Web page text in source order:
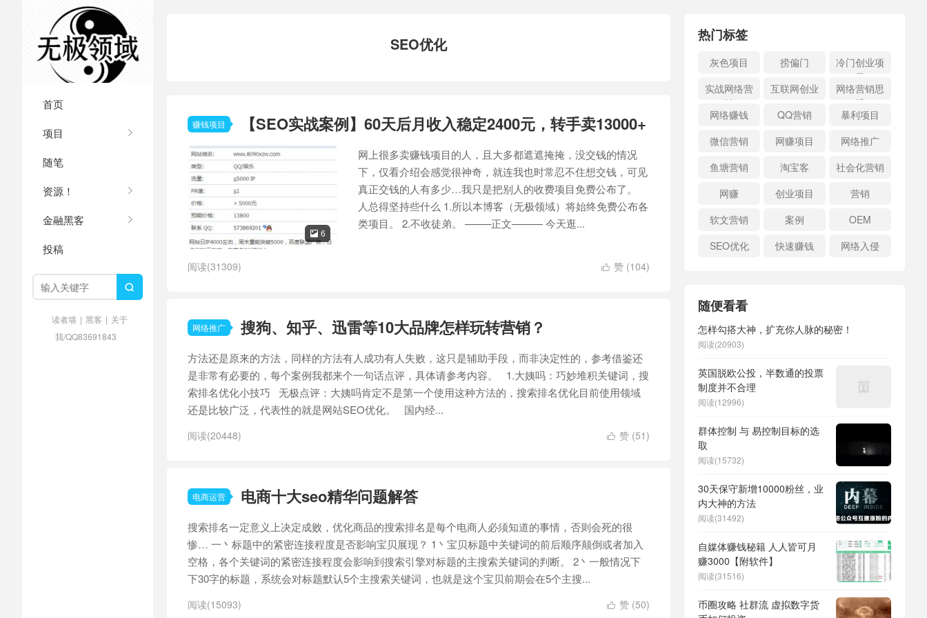
首页
项目
随笔
资源！
金融黑客
投稿

读者墙 | 黑客 | 关于
我/QQ83691843
SEO优化
赚钱项目 【SEO实战案例】60天后月收入稳定2400元，转手卖13000+
 6
网上很多卖赚钱项目的人，且大多都遮遮掩掩，没交钱的情况
下，仅看介绍会感觉很神奇，就连我也时常忍不住想交钱，可见
真正交钱的人有多少…我只是把别人的收费项目免费公布了。
人总得坚持些什么 1.所以本博客（无极领域）将始终免费公布各
类项目。 2.不收徒弟。 ——–正文——— 今天逛...
 赞 (104)
阅读(31309)
网络推广 搜狗、知乎、迅雷等10大品牌怎样玩转营销？
方法还是原来的方法，同样的方法有人成功有人失败，这只是辅助手段，而非决定性的，参考借鉴还
是非常有必要的，每个案例我都来个一句话点评，具体请参考内容。 1.大姨吗：巧妙堆积关键词，搜
索排名优化小技巧 无极点评：大姨吗肯定不是第一个使用这种方法的，搜索排名优化目前使用领域
还是比较广泛，代表性的就是网站SEO优化。 国内经...
 赞 (51)
阅读(20448)
电商运营 电商十大seo精华问题解答
搜索排名一定意义上决定成败，优化商品的搜索排名是每个电商人必须知道的事情，否则会死的很
惨… 一丶标题中的紧密连接程度是否影响宝贝展现？ 1丶宝贝标题中关键词的前后顺序颠倒或者加入
空格，各个关键词的紧密连接程度会影响到搜索引擎对标题的主搜索关键词的判断。 2丶一般情况下
下30字的标题，系统会对标题默认5个主搜索关键词，也就是这个宝贝前期会在5个主搜...
 赞 (50)
阅读(15093)
热门标签
灰色项目 捞偏门
冷门创业项
目
实战网络营
销
互联网创业
网络营销思
维
网络赚钱
QQ营销
暴利项目
微信营销
网赚项目
网络推广
鱼塘营销
淘宝客
社会化营销
网赚
创业项目
营销
软文营销
案例
OEM
SEO优化
快速赚钱 网络入侵
随便看看
怎样勾搭大神，扩充你人脉的秘密！
阅读(20903)
英国脱欧公投，半数通的投票
制度并不合理
阅读(12996)
群体控制 与 易控制目标的选
取
阅读(15732)
30天保守新增10000粉丝，业
内大神的方法
阅读(31492)
自媒体赚钱秘籍 人人皆可月
赚3000【附软件】
阅读(31516)
币圈攻略 社群流 虚拟数字货